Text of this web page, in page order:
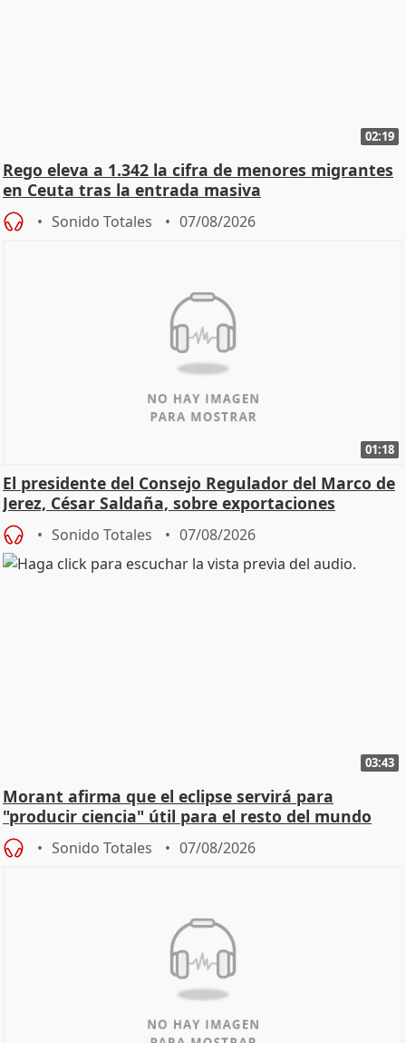
02:19
Rego eleva a 1.342 la cifra de menores migrantes
en Ceuta tras la entrada masiva
Sonido Totales 07/08/2026
01:18
El presidente del Consejo Regulador del Marco de
Jerez, César Saldaña, sobre exportaciones
Sonido Totales 07/08/2026
03:43
Morant afirma que el eclipse servirá para
"producir ciencia" útil para el resto del mundo
Sonido Totales 07/08/2026